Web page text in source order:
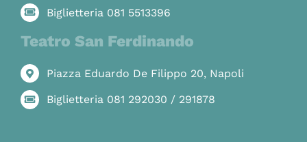
Biglietteria 081 5513396
Teatro San Ferdinando
Piazza Eduardo De Filippo 20, Napoli
Biglietteria 081 292030 / 291878